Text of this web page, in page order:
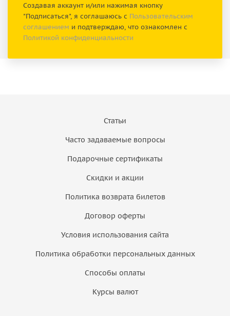
Создавая аккаунт и/или нажимая кнопку
"Подписаться", я соглашаюсь с Пользовательским
соглашением и подтверждаю, что ознакомлен с
Политикой конфиденциальности
Статьи
Часто задаваемые вопросы
Подарочные сертификаты
Скидки и акции
Политика возврата билетов
Договор оферты
Условия использования сайта
Политика обработки персональных данных
Способы оплаты
Курсы валют